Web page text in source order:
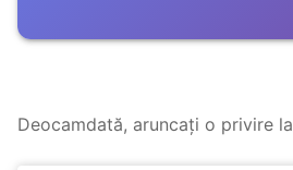
Deocamdată, aruncați o privire la